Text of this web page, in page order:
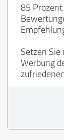
85
Setzen
Werbung